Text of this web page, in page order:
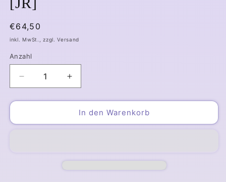
Normaler
Preis
€64,50
inkl. MwSt., zzgl. Versand
Anzahl
Verringere
die
Menge
Rosenquarz
Erhöhe
die
Menge
Rosenquarz
In den Warenkorb